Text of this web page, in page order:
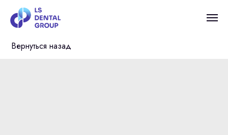
Вернуться назад